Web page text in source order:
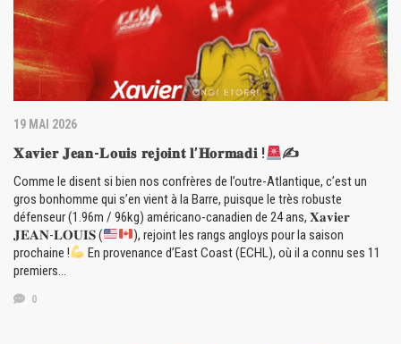
19 MAI 2026
𝐗𝐚𝐯𝐢𝐞𝐫 𝐉𝐞𝐚𝐧-𝐋𝐨𝐮𝐢𝐬 𝐫𝐞𝐣𝐨𝐢𝐧𝐭 𝐥’𝐇𝐨𝐫𝐦𝐚𝐝𝐢 ! ✍
Comme le disent si bien nos confrères de l’outre-Atlantique, c’est un
gros bonhomme qui s’en vient à la Barre, puisque le très robuste
défenseur (1.96m / 96kg) américano-canadien de 24 ans, 𝐗𝐚𝐯𝐢𝐞𝐫
𝐉𝐄𝐀𝐍-𝐋𝐎𝐔𝐈𝐒 (
), rejoint les rangs angloys pour la saison
prochaine !
En provenance d’East Coast (ECHL), où il a connu ses 11
premiers…
0